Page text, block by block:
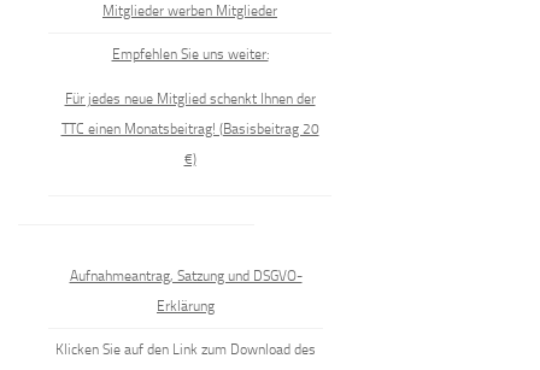
Mitglieder werben Mitglieder
Empfehlen Sie uns weiter:
Für jedes neue Mitglied schenkt Ihnen der
TTC einen Monatsbeitrag! (Basisbeitrag 20
€)
Aufnahmeantrag, Satzung und DSGVO-
Erklärung
Klicken Sie auf den Link zum Download des